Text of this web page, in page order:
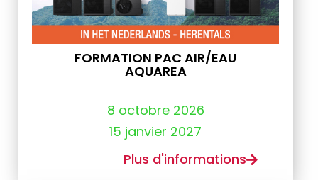
FORMATION PAC AIR/EAU
AQUAREA
8 octobre 2026
15 janvier 2027
Plus d'informations